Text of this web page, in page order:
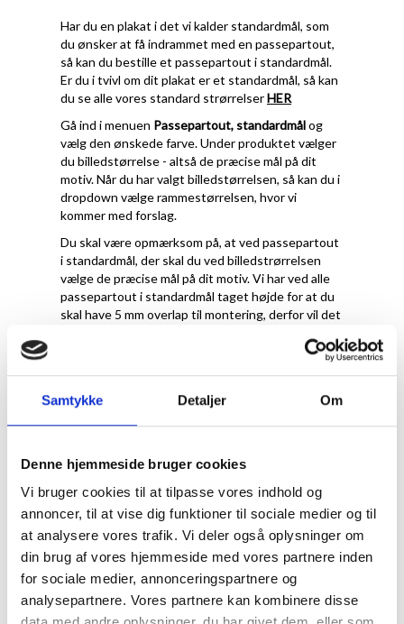
Samtykke Detaljer Om
Denne hjemmeside bruger cookies
Vi bruger cookies til at tilpasse vores indhold og
annoncer, til at vise dig funktioner til sociale medier og til
at analysere vores trafik. Vi deler også oplysninger om
din brug af vores hjemmeside med vores partnere inden
for sociale medier, annonceringspartnere og
analysepartnere. Vores partnere kan kombinere disse
Har du en plakat i det vi kalder standardmål, som
du ønsker at få indrammet med en passepartout,
så kan du bestille et passepartout i standardmål.
Er du i tvivl om dit plakat er et standardmål, så kan
du se alle vores standard strørrelserHER
Gå ind i menuen Passepartout, standardmålog
vælg den ønskede farve. Under produktet vælger
du billedstørrelse - altså de præcise mål på dit
motiv. Når du har valgt billedstørrelsen, så kan du i
dropdown vælge rammestørrelsen, hvor vi
kommer med forslag.
Du skal være opmærksom på, at ved passepartout
i standardmål, der skal du ved billedstrørrelsen
vælge de præcise mål på dit motiv. Vi har ved alle
passepartout i standardmål taget højde for at du
skal have 5 mm overlap til montering, derfor vil det
Hvilken farve